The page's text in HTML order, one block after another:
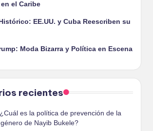
el Caribe
EE.UU. y Cuba Reescriben su
Moda Bizarra y Política en Escena
recientes
¿Cuál es la política de prevención de la
de Nayib Bukele?